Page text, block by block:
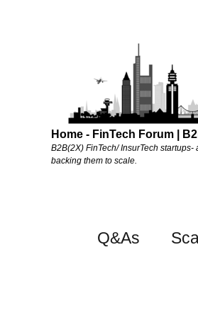
Home - FinTech Forum |
B2B(2X) FinTech/ InsurTech
backing them to scale.
Q&As